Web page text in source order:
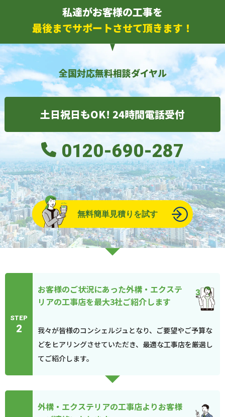
私達がお客様の工事を
最後までサポートさせて頂きます！
全国対応無料相談ダイヤル
土日祝日もOK! 24時間電話受付
0120-690-287
無料簡単見積りを試す
STEP
2
お客様のご状況にあった外構・エクステ
リアの工事店を最大3社ご紹介します
我々が皆様のコンシェルジュとなり、ご要望やご予算な
どをヒアリングさせていただき、最適な工事店を厳選し
てご紹介します。
外構・エクステリアの工事店よりお客様